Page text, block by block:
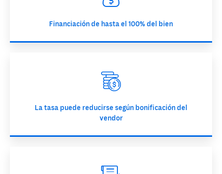
Financiación de hasta el 100% del bien
La tasa puede reducirse según bonificación del
vendor